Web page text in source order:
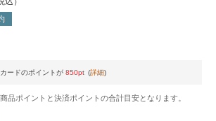
ードのポイントが 850pt (詳細)
品ポイントと決済ポイントの合計目安となります。